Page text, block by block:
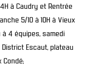
à Caudry et Rentrée
5/10 à 10H à Vieux
à 4 équipes, samedi
District Escaut, plateau
Condé;